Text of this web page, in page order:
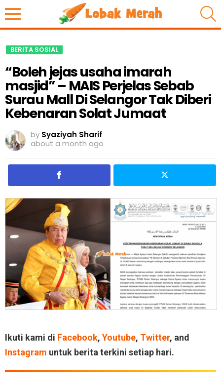
BERITA SOSIAL
“Boleh jejas usaha imarah
masjid” – MAIS Perjelas Sebab
Surau Mall Di Selangor Tak Diberi
Kebenaran Solat Jumaat
by Syaziyah Sharif
about a month ago
Ikuti kami di Facebook, Youtube, Twitter, and
Instagram untuk berita terkini setiap hari.